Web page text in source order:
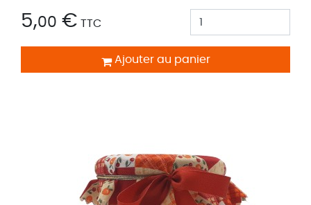
5,00 € TTC
Ajouter au panier